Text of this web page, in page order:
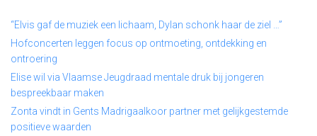
“Elvis gaf de muziek een lichaam, Dylan schonk haar de ziel …”
Hofconcerten leggen focus op ontmoeting, ontdekking en
ontroering
Elise wil via Vlaamse Jeugdraad mentale druk bij jongeren
bespreekbaar maken
Zonta vindt in Gents Madrigaalkoor partner met gelijkgestemde
positieve waarden